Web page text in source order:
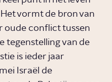
vormt de bron van
oude conflict tussen
tegenstelling van de
is ieder jaar
Israël de